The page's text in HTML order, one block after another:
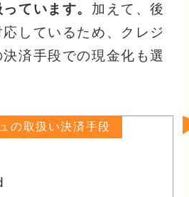
ています。 加えて、後
しているため、クレジ
済手段での現金化も選
の取扱い決済手段